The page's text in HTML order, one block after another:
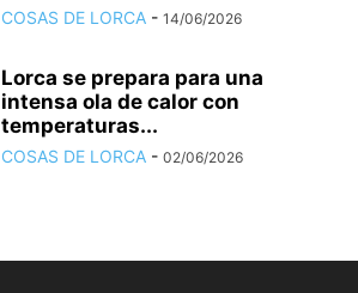
COSAS DE LORCA - 14/06/2026
Lorca se prepara para una
intensa ola de calor con
temperaturas...
COSAS DE LORCA - 02/06/2026